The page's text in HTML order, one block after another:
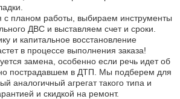
планом работы, выбираем инструменты
ДВС и выставляем счет и сроки.
и капитальное восстановление
в процессе выполнения заказа!
замена, особенно если речь идет об
пострадавшем в ДТП. Мы подберем для
аналогичный агрегат такого типа и
и скидкой на ремонт.